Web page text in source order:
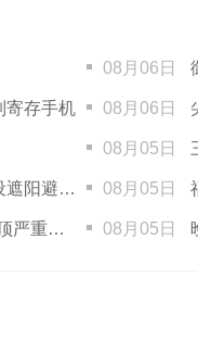
寄存手机
等候设施
漏雨
08月06日
08月06日
08月05日
08月05日
08月05日